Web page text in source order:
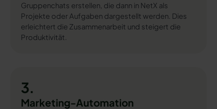
Gruppenchats erstellen, die dann in NetX als
Projekte oder Aufgaben dargestellt werden. Dies
erleichtert die Zusammenarbeit und steigert die
Produktivität.
3.
Marketing-Automation